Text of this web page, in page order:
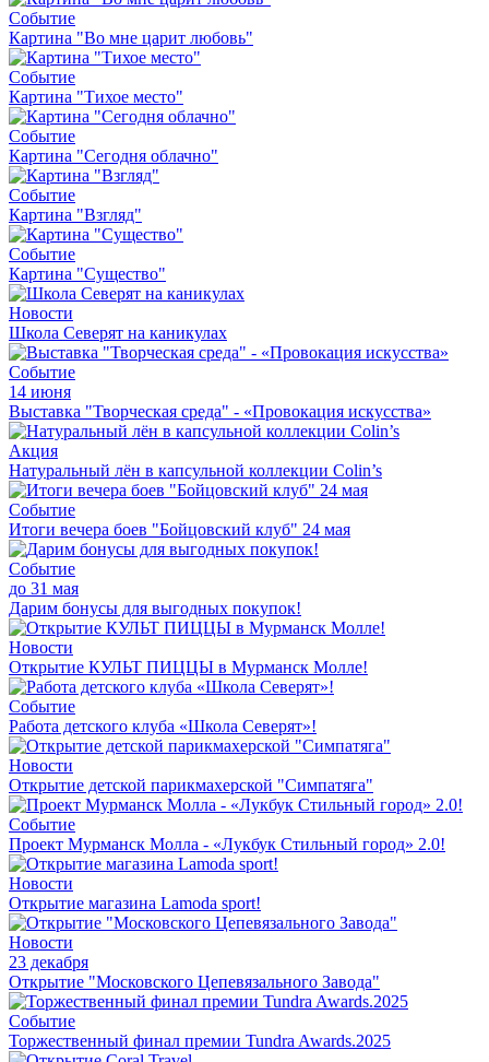
Событие
Картина "Во мне царит любовь"
Событие
Картина "Тихое место"
Событие
Картина "Сегодня облачно"
Событие
Картина "Взгляд"
Событие
Картина "Существо"
Новости
Школа Северят на каникулах
Событие
14 июня
Выставка "Творческая среда" - «Провокация искусства»
Акция
Натуральный лён в капсульной коллекции Colin’s
Событие
Итоги вечера боев "Бойцовский клуб" 24 мая
Событие
до 31 мая
Дарим бонусы для выгодных покупок!
Новости
Открытие КУЛЬТ ПИЦЦЫ в Мурманск Молле!
Событие
Работа детского клуба «Школа Северят»!
Новости
Открытие детской парикмахерской "Симпатяга"
Событие
Проект Мурманск Молла - «Лукбук Стильный город» 2.0!
Новости
Открытие магазина Lamoda sport!
Новости
23 декабря
Открытие "Московского Цепевязального Завода"
Событие
Торжественный финал премии Tundra Awards.2025